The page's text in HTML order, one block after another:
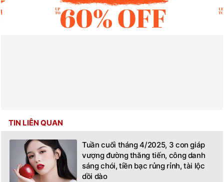
TIN LIÊN QUAN
Tuần cuối tháng 4/2025, 3 con giáp
vượng đường thăng tiến, công danh
sáng chói, tiền bạc rủng rỉnh, tài lộc
dồi dào